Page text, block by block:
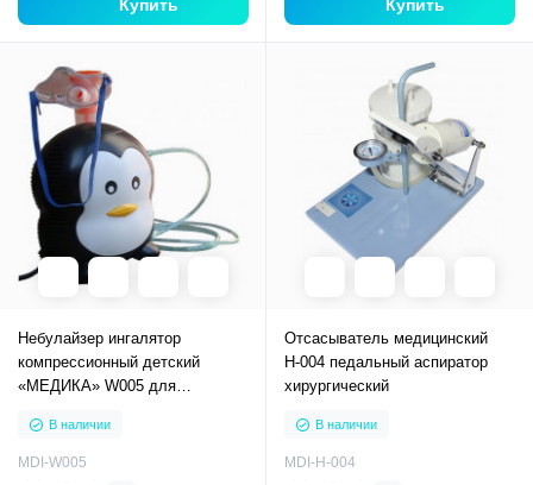
Купить Купить
Небулайзер ингалятор
компрессионный детский
«МЕДИКА» W005 для
В наличии
MDI-W005
Отсасыватель медицинский
Н-004 педальный аспиратор
хирургический
В наличии
MDI-Н-004